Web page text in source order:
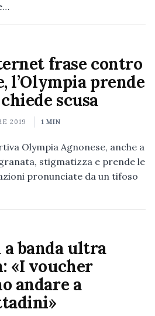
frase contro
l’Olympia prende
scusa
2019 1 MIN
Olympia Agnonese, anche a
stigmatizza e prende le
pronunciate da un tifoso
banda ultra
«I voucher
andare a